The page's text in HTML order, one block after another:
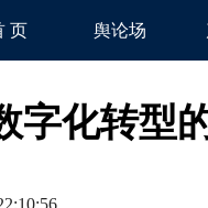
页 舆论场
字化转型